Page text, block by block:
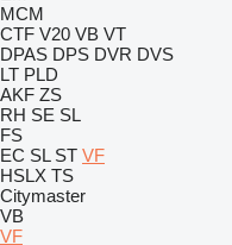
MCM
CTF V20 VB VT
DPAS DPS DVR DVS
LT PLD
AKF ZS
RH SE SL
FS
EC SL ST VF
HSLX TS
Citymaster
VB
VF